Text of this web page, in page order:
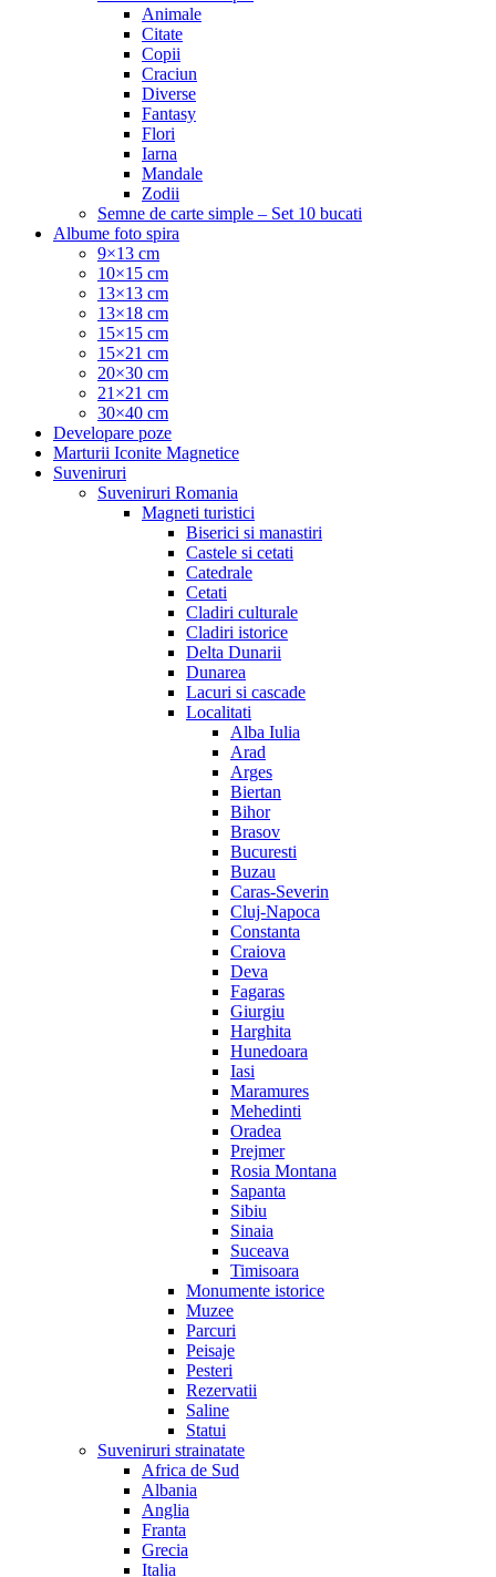
Animale
Citate
Copii
Craciun
Diverse
Fantasy
Flori
Iarna
Mandale
Zodii
Semne de carte simple – Set 10 bucati
Albume foto spira
9×13 cm
10×15 cm
13×13 cm
13×18 cm
15×15 cm
15×21 cm
20×30 cm
21×21 cm
30×40 cm
Developare poze
Marturii Iconite Magnetice
Suveniruri
Suveniruri Romania
Magneti turistici
Biserici si manastiri
Castele si cetati
Catedrale
Cetati
Cladiri culturale
Cladiri istorice
Delta Dunarii
Dunarea
Lacuri si cascade
Localitati
Alba Iulia
Arad
Arges
Biertan
Bihor
Brasov
Bucuresti
Buzau
Caras-Severin
Cluj-Napoca
Constanta
Craiova
Deva
Fagaras
Giurgiu
Harghita
Hunedoara
Iasi
Maramures
Mehedinti
Oradea
Prejmer
Rosia Montana
Sapanta
Sibiu
Sinaia
Suceava
Timisoara
Monumente istorice
Muzee
Parcuri
Peisaje
Pesteri
Rezervatii
Saline
Statui
Suveniruri strainatate
Africa de Sud
Albania
Anglia
Franta
Grecia
Italia